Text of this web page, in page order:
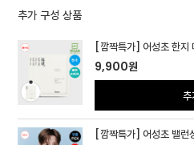
추가 구성 상품
[깜짝특가] 어성초 한
9,900원
[깜짝특가] 어성초 밸런